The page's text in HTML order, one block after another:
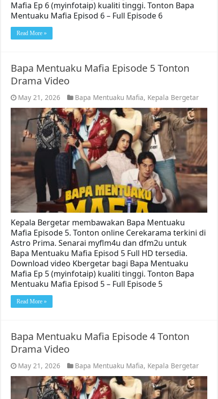
Mafia Ep 6 (myinfotaip) kualiti tinggi. Tonton Bapa
Mentuaku Mafia Episod 6 – Full Episode 6
Read More »
Bapa Mentuaku Mafia Episode 5 Tonton
Drama Video
May 21, 2026 Bapa Mentuaku Mafia, Kepala Bergetar
Kepala Bergetar membawakan Bapa Mentuaku
Mafia Episode 5. Tonton online Cerekarama terkini di
Astro Prima. Senarai myflm4u dan dfm2u untuk
Bapa Mentuaku Mafia Episod 5 Full HD tersedia.
Download video Kbergetar bagi Bapa Mentuaku
Mafia Ep 5 (myinfotaip) kualiti tinggi. Tonton Bapa
Mentuaku Mafia Episod 5 – Full Episode 5
Read More »
Bapa Mentuaku Mafia Episode 4 Tonton
Drama Video
May 21, 2026 Bapa Mentuaku Mafia, Kepala Bergetar